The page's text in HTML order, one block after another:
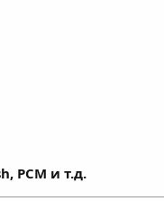
PCM и т.д.